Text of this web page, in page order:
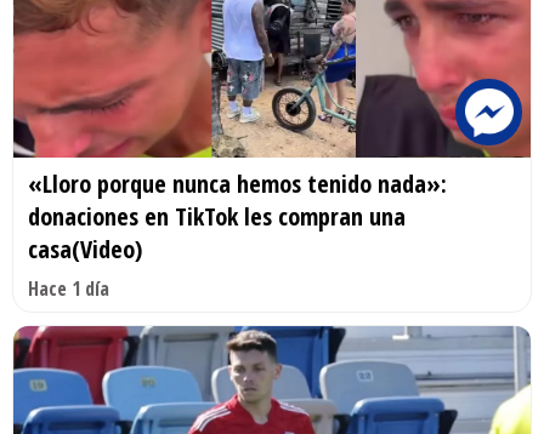
«Lloro porque nunca hemos tenido nada»:
donaciones en TikTok les compran una
casa(Video)
Hace 1 día